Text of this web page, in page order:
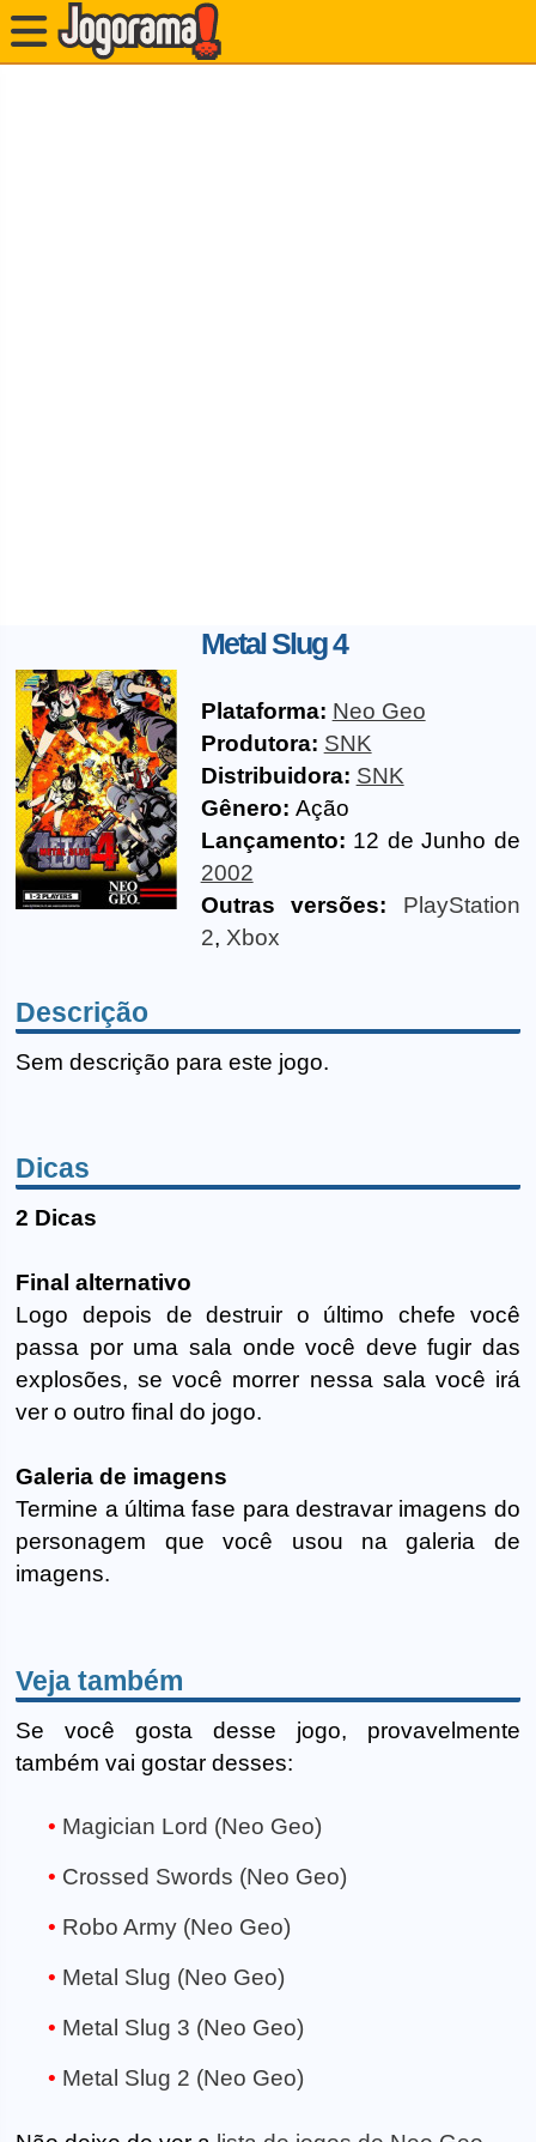
Metal Slug 4
Plataforma: Neo Geo
Produtora: SNK
Distribuidora: SNK
Gênero: Ação
Lançamento: 12 de Junho de
2002
Outras versões:
PlayStation
2, Xbox
Descrição
Sem descrição para este jogo.
Dicas
2 Dicas
Final alternativo
Logo depois de destruir o último chefe você
passa por uma sala onde você deve fugir das
explosões, se você morrer nessa sala você irá
ver o outro final do jogo.
Galeria de imagens
Termine a última fase para destravar imagens do
personagem que você usou na galeria de
imagens.
Veja também
Se você gosta desse jogo, provavelmente
também vai gostar desses:
Magician Lord (Neo Geo)
Crossed Swords (Neo Geo)
Robo Army (Neo Geo)
Metal Slug (Neo Geo)
Metal Slug 3 (Neo Geo)
Metal Slug 2 (Neo Geo)